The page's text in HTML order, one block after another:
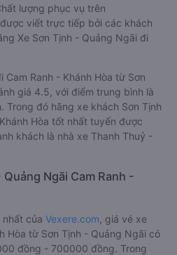
lượng phục vụ trên
viết trực tiếp bởi các khách
Xe Sơn Tịnh - Quảng Ngãi đi
Ranh - Khánh Hòa từ Sơn
giá 4.5, với điểm trung bình là
Trong đó hãng xe khách Sơn Tịnh
Hòa tốt nhất tuyến được
khách là nhà xe Thanh Thuỷ -
Ngãi Cam Ranh -
nhất của Vexere.com , giá vé xe
Hòa từ Sơn Tịnh - Quảng Ngãi có
đồng - 700000 đồng. Trong